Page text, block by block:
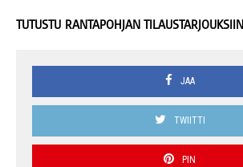
TUTUSTU RANTAPOHJAN TILAUSTARJOUKSIIN
JAA
TWIITTI
PIN